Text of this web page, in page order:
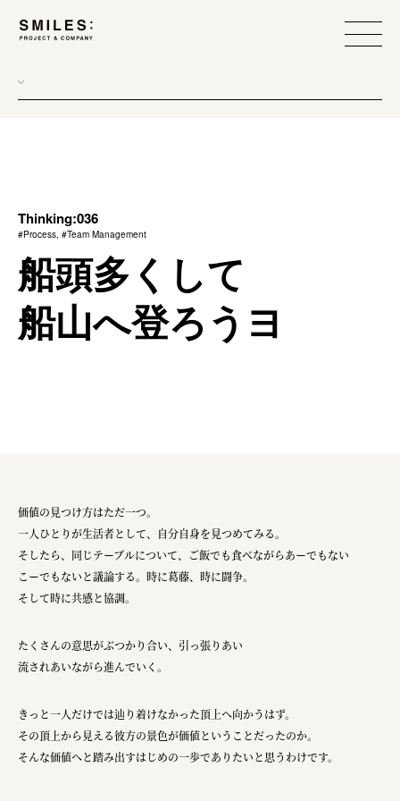
scope
team management
method
Thinking:036
#Process, #Team Management
船頭多くして
船山へ登ろうヨ
価値の見つけ方はただ一つ。
一人ひとりが生活者として、自分自身を見つめてみる。
そしたら、同じテーブルについて、ご飯でも食べながらあーでもない
こーでもないと議論する。時に葛藤、時に闘争。
そして時に共感と協調。
たくさんの意思がぶつかり合い、引っ張りあい
流されあいながら進んでいく。
きっと一人だけでは辿り着けなかった頂上へ向かうはず。
その頂上から見える彼方の景色が価値ということだったのか。
そんな価値へと踏み出すはじめの一歩でありたいと思うわけです。